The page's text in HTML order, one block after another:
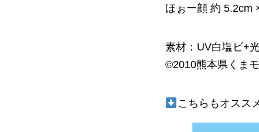
ほぉー顔 約 5.2cm
素材：UV白塩ビ+
©2010熊本県くま
こちらもオスス